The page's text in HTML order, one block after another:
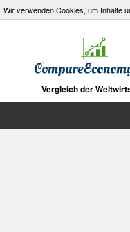
Wir verwenden Cookies, um Inhalte
Vergleich der